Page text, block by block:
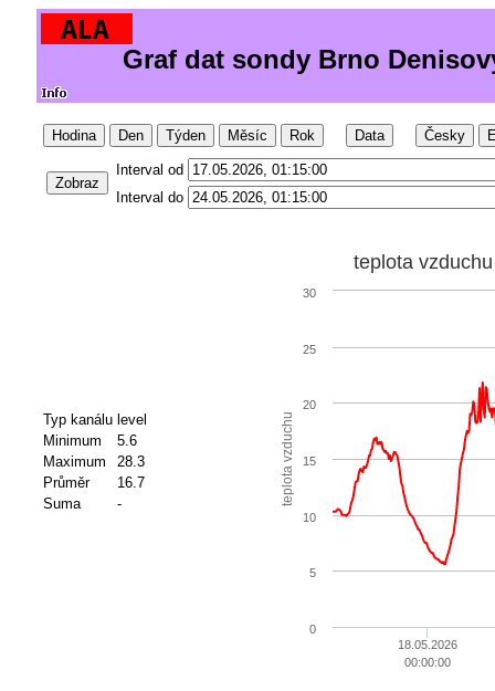
Graf dat sondy Brno
Hodina Den Týden Měsíc Rok Data Česky
Zobraz
Interval od
Interval do
Typ kanálu level
Minimum
5.6
Maximum
28.3
Průměr
16.7
Suma
- teplota vzduchu
teplota vzduchu
18.05.2026
00:00:00
0
5
10
15
20
25
30